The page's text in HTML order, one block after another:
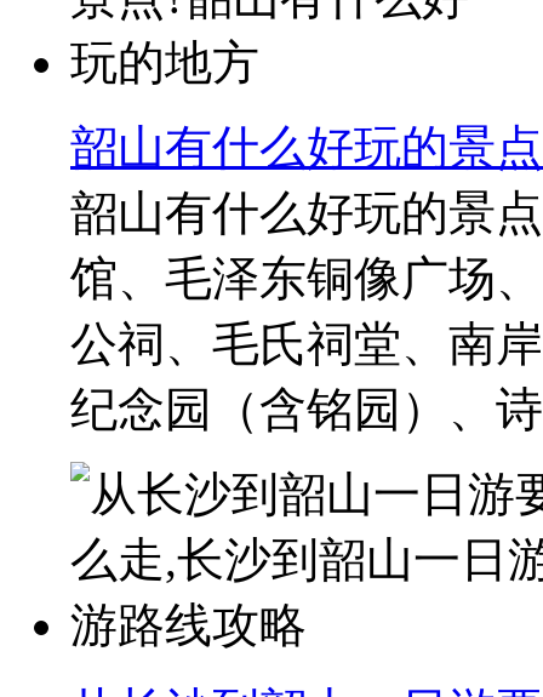
韶山有什么好玩的景
韶山有什么好玩的景
馆、毛泽东铜像广场
公祠、毛氏祠堂、南
纪念园（含铭园）、